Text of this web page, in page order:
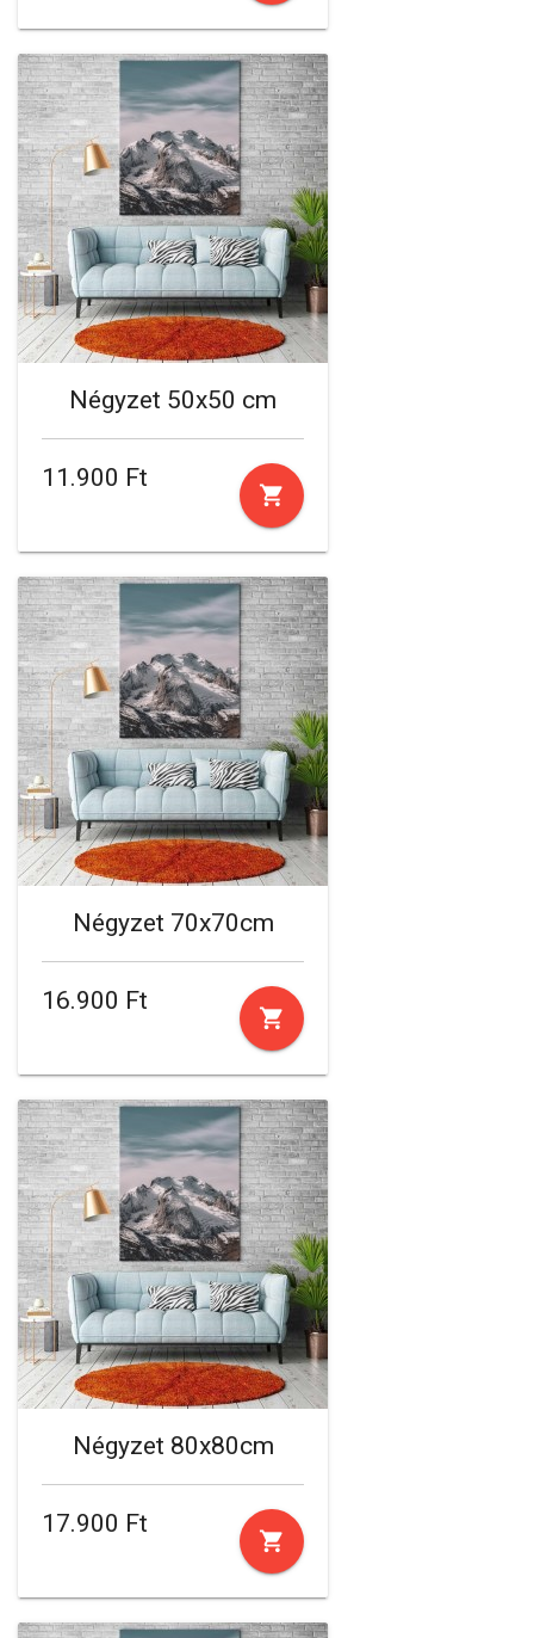
Négyzet 50x50 cm
11.900 Ft
shopping_cart
Négyzet 70x70cm
16.900 Ft
shopping_cart
Négyzet 80x80cm
17.900 Ft
shopping_cart